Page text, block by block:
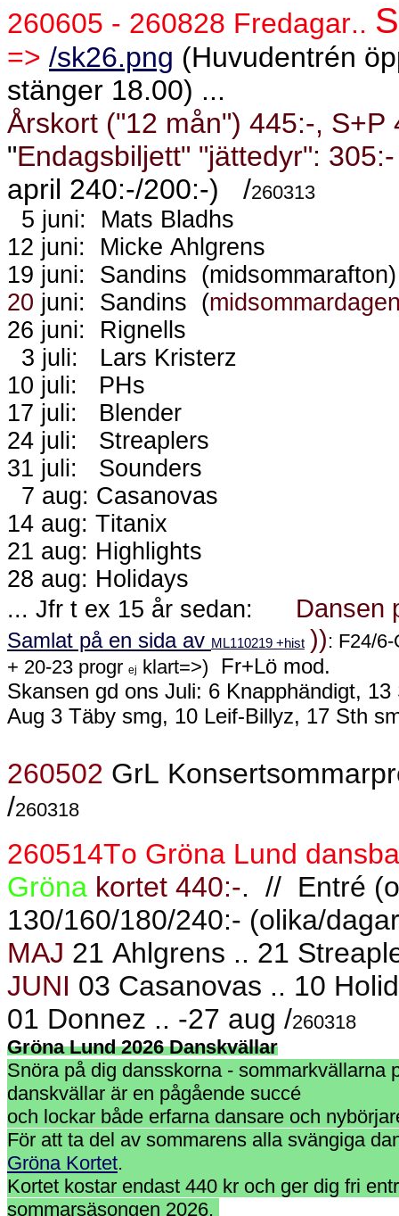
260605 - 260828 Fredagar..
=> /sk26.png (Huvudentrén
stänger 18.00) ...
Årskort ("12 mån") 445:-, S+P
"Endagsbiljett" "jättedyr": 305:-
april 240:-/200:-)
/260313
5 juni: Mats Bladhs
12 juni: Micke Ahlgrens
19 juni:
Sandins (midsommarafton)
20 juni: Sandins (
26 juni:
Rignells
3 juli:
Lars Kristerz
10 juli:
PHs
17 juli:
Blender
24 juli:
Streaplers
31 juli:
Sounders
7 aug: Casanovas
14 aug: Titanix
21 aug: Highlights
28 aug: Holidays
... Jfr t ex 15 år sedan:
Dansen
Samlat på en sida av ML110219 +hist )): F24/
+ 20-23 progr ej klart=>)
Fr+Lö mod.
Skansen gd ons Juli: 6 Knapphändigt,
Aug 3 Täby smg, 10 Leif-Billyz, 17 Sth
260502 GrL
/260318
260514To Gröna Lund
Gröna kortet 440:-. // Entré
130/160/180/240:- (olika/
MAJ 21 Ahlgrens .. 21
JUNI 03 Casanovas .. 10
01 Donnez .. -27 aug /260318
Gröna Lund 2026 Danskvällar
Snöra på dig dansskorna -
danskvällar är en pågående succé
och lockar både erfarna dansare och
För att ta del av sommarens alla svängiga
Gröna Kortet.
Kortet kostar endast 440 kr och ger dig fri
sommarsäsongen 2026.